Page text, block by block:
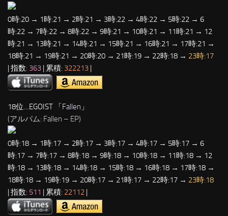
0時:20 → 1時:21 → 2時:21 → 3時:22 → 4時:22 → 5時:22 → 6
時:22 → 7時:22 → 8時:22 → 9時:21 → 10時:21 → 11時:21 → 12
時:21 → 13時:21 → 14時:21 → 15時:21 → 16時:21 → 17時:21 →
18時:21 → 19時:21 → 20時:20 → 21時:19 → 22時:18 → 23時:17
| 指数: 363 | 累積: 322213 |
18位…EGOIST 「Fallen 」
(アルバム: Fallen – EP)
0時:18 → 1時:17 → 2時:17 → 3時:17 → 4時:17 → 5時:17 → 6
時:17 → 7時:17 → 8時:18 → 9時:18 → 10時:18 → 11時:18 → 12
時:18 → 13時:18 → 14時:18 → 15時:18 → 16時:18 → 17時:18 →
18時:18 → 19時:19 → 20時:17 → 21時:17 → 22時:17 → 23時:18
| 指数: 511 | 累積: 22112 |